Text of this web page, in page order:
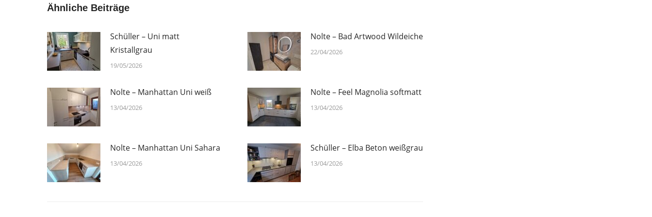
Ähnliche Beiträge
Schüller – Uni matt
Kristallgrau
19/05/2026
Nolte – Bad Artwood Wildeiche
22/04/2026
Nolte – Manhattan Uni weiß
13/04/2026
Nolte – Feel Magnolia softmatt
13/04/2026
Nolte – Manhattan Uni Sahara
13/04/2026
Schüller – Elba Beton weißgrau
13/04/2026